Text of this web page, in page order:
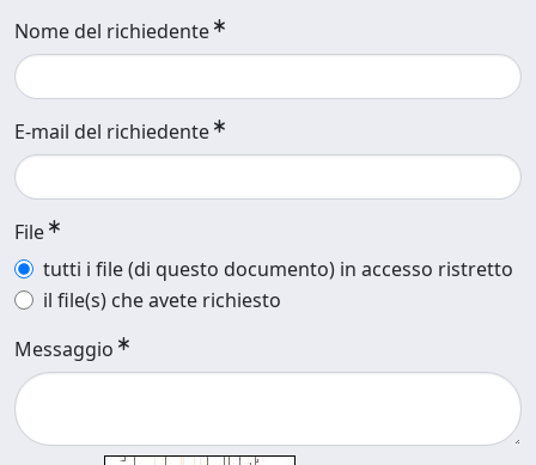
Nome del richiedente
E-mail del richiedente
File
tutti i file (di questo documento) in accesso ristretto
il file(s) che avete richiesto
Messaggio